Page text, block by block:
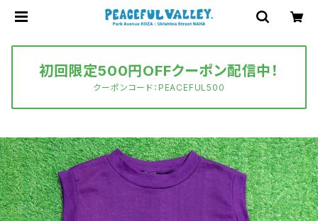
初回限定500円OFFクーポン配信中！
クーポンコード：PEACEFUL500